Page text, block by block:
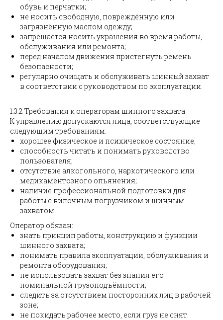
обувь и перчатки;
не носить свободную, повреждённую или
загрязнённую маслом одежду;
запрещается носить украшения во время работы,
обслуживания или ремонта;
перед началом движения пристегнуть ремень
безопасности;
регулярно очищать и обслуживать шинный захват
в соответствии с руководством по эксплуатации.
1.3.2 Требования к операторам шинного захвата
К управлению допускаются лица, соответствующие
следующим требованиям:
хорошее физическое и психическое состояние;
способность читать и понимать руководство
пользователя;
отсутствие алкогольного, наркотического или
медикаментозного опьянения;
наличие профессиональной подготовки для
работы с вилочным погрузчиком и шинным
захватом.
Оператор обязан:
знать принцип работы, конструкцию и функции
шинного захвата;
понимать правила эксплуатации, обслуживания и
ремонта оборудования;
не использовать захват без знания его
номинальной грузоподъёмности;
следить за отсутствием посторонних лиц в рабочей
зоне;
не покидать рабочее место, если груз не снят.